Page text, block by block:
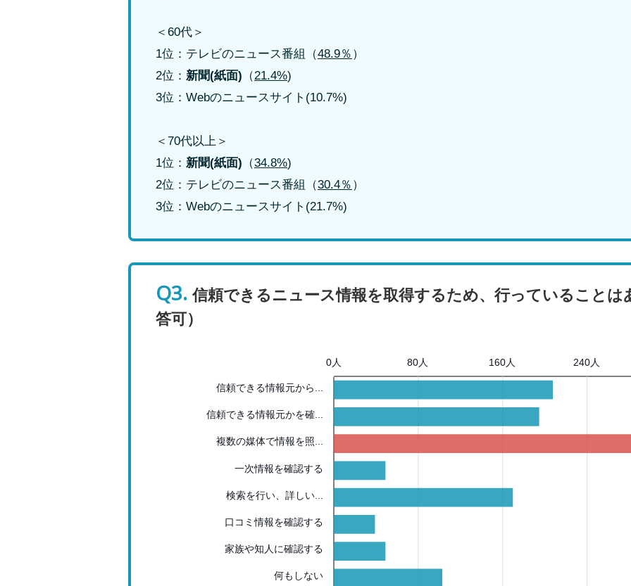
＜60代＞
1位：テレビのニュース番組（48.9％ ）
2位： 新聞(紙面) （21.4%)
3位：Webのニュースサイト(10.7%)
＜70代以上＞
1位： 新聞(紙面) （34.8%)
2位：テレビのニュース番組（30.4％ ）
3位：Webのニュースサイト(21.7%)
Q3. 信頼できるニュース情報を取得するため、行っていることは
答可）
信頼できる情報元から...
信頼できる情報元かを確...
複数の媒体で情報を照...
一次情報を確認する
検索を行い、詳しい...
口コミ情報を確認する
家族や知人に確認する
何もしない
240人
160人
80人
0人